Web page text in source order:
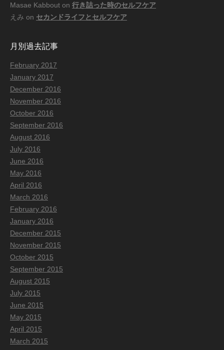
Masae Kabbout on 行き詰った時のセルフケア
えみ on セカンドライフとセルフケア
月別過去記事
February 2017
January 2017
December 2016
November 2016
October 2016
September 2016
August 2016
July 2016
June 2016
May 2016
April 2016
March 2016
February 2016
January 2016
December 2015
November 2015
October 2015
September 2015
August 2015
July 2015
June 2015
May 2015
April 2015
March 2015